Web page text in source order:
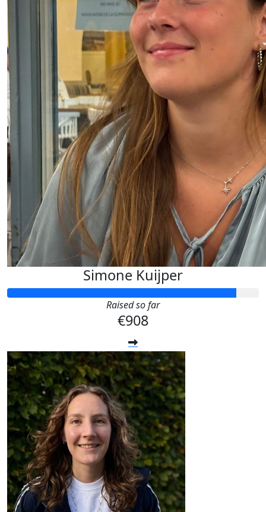
Simone Kuijper
Raised so far
€908